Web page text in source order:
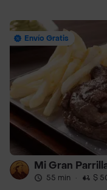
Envío Gratis
Mi Gran
55 min · $